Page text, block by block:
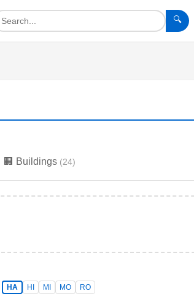
🔍
🏢 Buildings (24)
HA HI MI MO RO